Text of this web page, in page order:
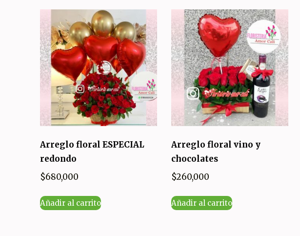
Arreglo floral ESPECIAL
redondo
$680,000
Añadir al carrito
Arreglo floral vino y
chocolates
$260,000
Añadir al carrito